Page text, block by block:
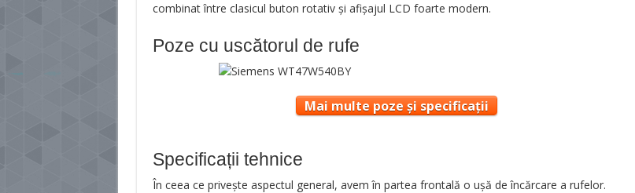
combinat între clasicul buton rotativ şi afişajul LCD foarte modern.
Poze cu uscătorul de rufe
Mai multe poze și specificații
Specificații tehnice
În ceea ce priveşte aspectul general, avem în partea frontală o uşă de încărcare a rufelor.